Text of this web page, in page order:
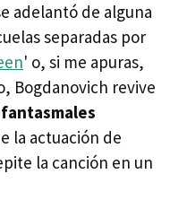
adelantó de alguna
separadas por
' o, si me apuras,
Bogdanovich revive
fantasmales
la actuación de
la canción en un